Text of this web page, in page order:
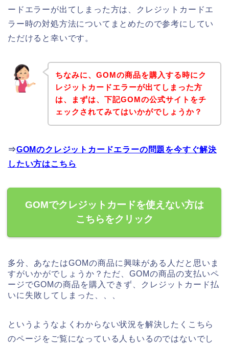
ードエラーが出てしまった方は、クレジットカードエ
ラー時の対処方法についてまとめたので参考にしてい
ただけると幸いです。
ちなみに、GOMの商品を購入する時にク
レジットカードエラーが出てしまった方
は、まずは、下記GOMの公式サイトをチ
ェックされてみてはいかがでしょうか？
⇒GOMのクレジットカードエラーの問題を今すぐ解決
したい方はこちら
GOMでクレジットカードを使えない方は
こちらをクリック
多分、あなたはGOMの商品に興味がある人だと思いま
すがいかがでしょうか？ただ、GOMの商品の支払いペ
ージでGOMの商品を購入できず、クレジットカード払
いに失敗してしまった、、、
というようなよくわからない状況を解決したくこちら
のページをご覧になっている人もいるのではないでし